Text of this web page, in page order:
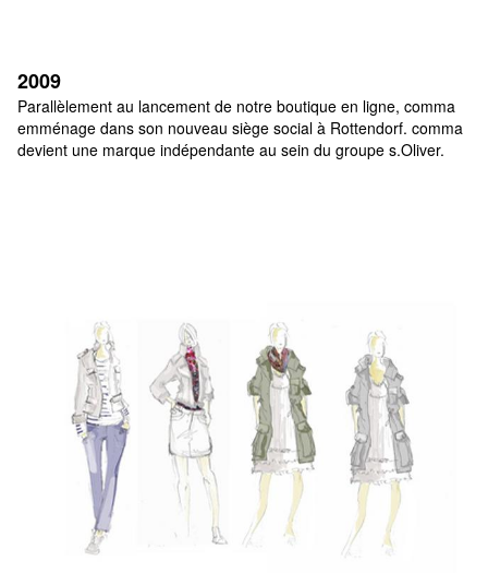
2009
Parallèlement au lancement de notre boutique en ligne, comma
emménage dans son nouveau siège social à Rottendorf. comma
devient une marque indépendante au sein du groupe s.Oliver.